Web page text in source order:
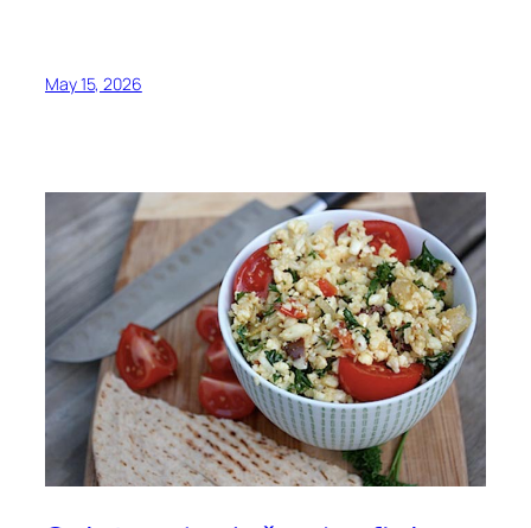
May 15, 2026